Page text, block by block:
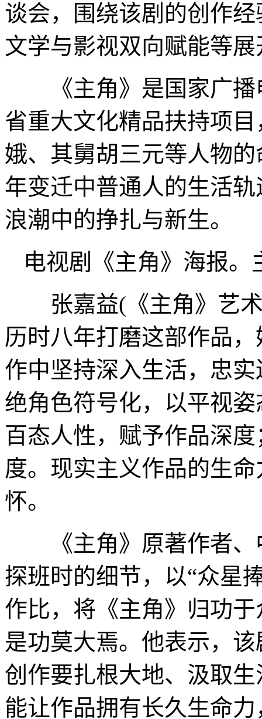
谈会，围绕该剧的创作
文学与影视双向赋能等
《主角》是国家广播
省重大文化精品扶持项
娥、其舅胡三元等人物
年变迁中普通人的生活
浪潮中的挣扎与新生。
电视剧《主角》海报。
张嘉益(《主角》艺术
历时八年打磨这部作品
作中坚持深入生活，忠
绝角色符号化，以平视
百态人性，赋予作品深
度。现实主义作品的生
怀。
《主角》原著作者、
探班时的细节，以“众星
作比，将《主角》归功
是功莫大焉。他表示，
创作要扎根大地、汲取
能让作品拥有长久生命